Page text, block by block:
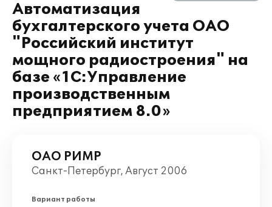
Автоматизация
бухгалтерского учета ОАО
"Российский институт
мощного радиостроения" на
базе «1С:Управление
производственным
предприятием 8.0»
ОАО РИМР
Санкт-Петербург, Август 2006
Вариант работы